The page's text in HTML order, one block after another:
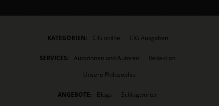
KATEGORIEN: CIG online CIG Ausgaben
SERVICES: Autorinnen und Autoren
Redaktion
Unsere Philosophie
ANGEBOTE: Blogs Schlagwörter